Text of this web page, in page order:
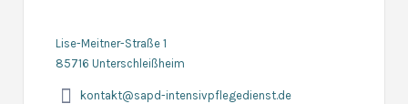
Lise-Meitner-Straße 1
85716 Unterschleißheim
kontakt@sapd-intensivpflegedienst.de